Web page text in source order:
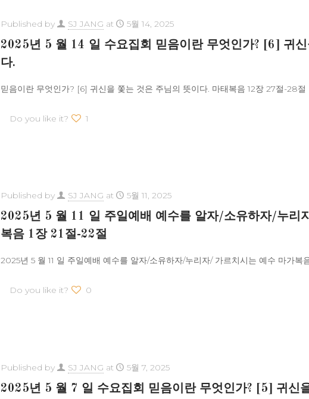
Published by SJ JANG at 5월 14, 2025
2025년 5 월 14 일 수요집회 믿음이란 무엇인가? [6] 귀신
다.
믿음이란 무엇인가? [6] 귀신을 쫓는 것은 주님의 뜻이다. 마태복음 12장 27절-28절
Do you like it? 1
Published by SJ JANG at 5월 11, 2025
2025년 5 월 11 일 주일예배 예수를 알자/소유하자/누리
복음 1장 21절-22절
2025년 5 월 11 일 주일예배 예수를 알자/소유하자/누리자/ 가르치시는 예수 마가복
Do you like it? 0
Published by SJ JANG at 5월 7, 2025
2025년 5 월 7 일 수요집회 믿음이란 무엇인가? [5] 귀신